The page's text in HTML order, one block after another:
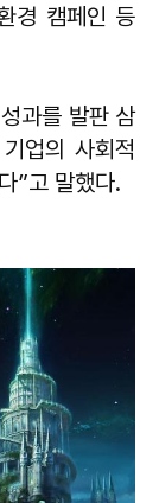
경 캠페인 등
과를 발판 삼
업의 사회적
”고 말했다.